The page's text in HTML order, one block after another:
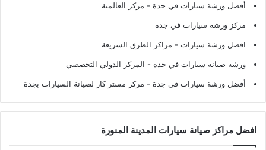
أفضل ورشة سيارات في جدة - مركز العالمية
مركز ورشة سيارات في جدة
افضل ورشة سيارات - مراكز الطرق السريعة
ورشة صيانة سيارات في جدة - المركز الدولي التخصصي
أفضل ورشة سيارات في جدة - مركز مستر كار لصيانة السيارات بجدة
افضل مراكز صيانة سيارات المدينة المنورة